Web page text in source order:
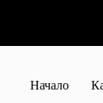
Начало